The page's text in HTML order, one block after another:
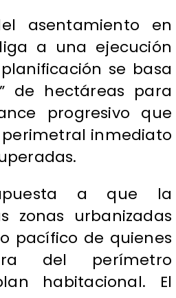
asentamiento en
a una ejecución
se basa
de hectáreas para
progresivo que
inmediato
a que la
zonas urbanizadas
pacífico de quienes
del perímetro
habitacional. El